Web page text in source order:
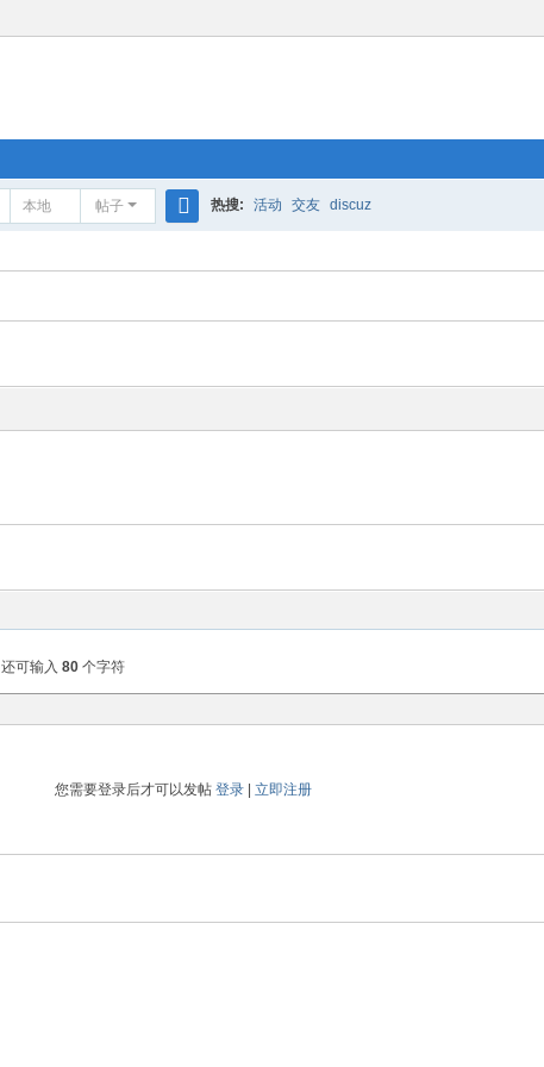
本地 帖子
索
热搜: 活动 交友 discuz
还可输入80 个字符
您需要登录后才可以发帖 登录| 立即注册